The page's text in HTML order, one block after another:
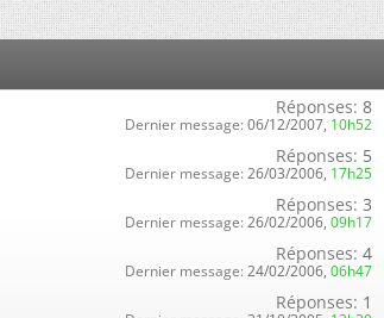
Réponses: 8
Dernier message: 06/12/2007, 10h52
Réponses: 5
Dernier message: 26/03/2006, 17h25
Réponses: 3
Dernier message: 26/02/2006, 09h17
Réponses: 4
Dernier message: 24/02/2006, 06h47
Réponses: 1